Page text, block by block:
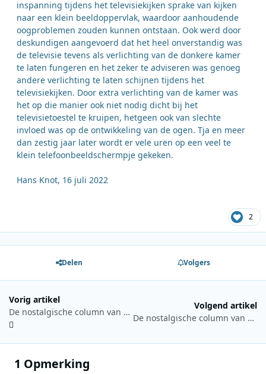
inspanning tijdens het televisiekijken sprake van kijken
naar een klein beeldoppervlak, waardoor aanhoudende
oogproblemen zouden kunnen ontstaan. Ook werd door
deskundigen aangevoerd dat het heel onverstandig was
de televisie tevens als verlichting van de donkere kamer
te laten fungeren en het zeker te adviseren was genoeg
andere verlichting te laten schijnen tijdens het
televisiekijken. Door extra verlichting van de kamer was
het op die manier ook niet nodig dicht bij het
televisietoestel te kruipen, hetgeen ook van slechte
invloed was op de ontwikkeling van de ogen. Tja en meer
dan zestig jaar later wordt er vele uren op een veel te
klein telefoonbeeldschermpje gekeken.
Hans Knot, 16 juli 2022
2
Delen Volgers
Vorig artikel
De nostalgische column van Hans Knot 3 juli 2022
Volgend artikel
De nostalgische column van Hans Knot 30 juli 2022
1 Opmerking